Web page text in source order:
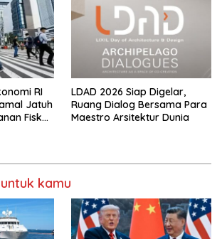
RI
Jatuh
Fiskal
LDAD 2026 Siap Digelar,
Ruang Dialog Bersama Para
Maestro Arsitektur Dunia
kamu